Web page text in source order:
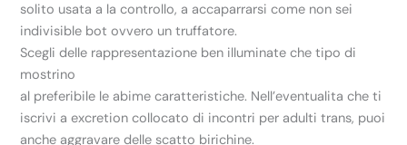
solito usata a la controllo, a accaparrarsi come non sei
indivisible bot ovvero un truffatore.
Scegli delle rappresentazione ben illuminate che tipo di
mostrino
al preferibile le abime caratteristiche. Nell’eventualita che ti
iscrivi a excretion collocato di incontri per adulti trans, puoi
anche aggravare delle scatto birichine.